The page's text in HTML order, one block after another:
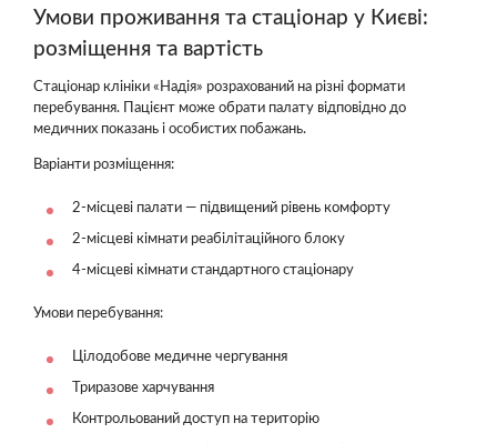
Умови проживання та стаціонар у Києві:
розміщення та вартість
Стаціонар клініки «Надія» розрахований на різні формати
перебування. Пацієнт може обрати палату відповідно до
медичних показань і особистих побажань.
Варіанти розміщення:
2-місцеві палати — підвищений рівень комфорту
2-місцеві кімнати реабілітаційного блоку
4-місцеві кімнати стандартного стаціонару
Умови перебування:
Цілодобове медичне чергування
Триразове харчування
Контрольований доступ на територію